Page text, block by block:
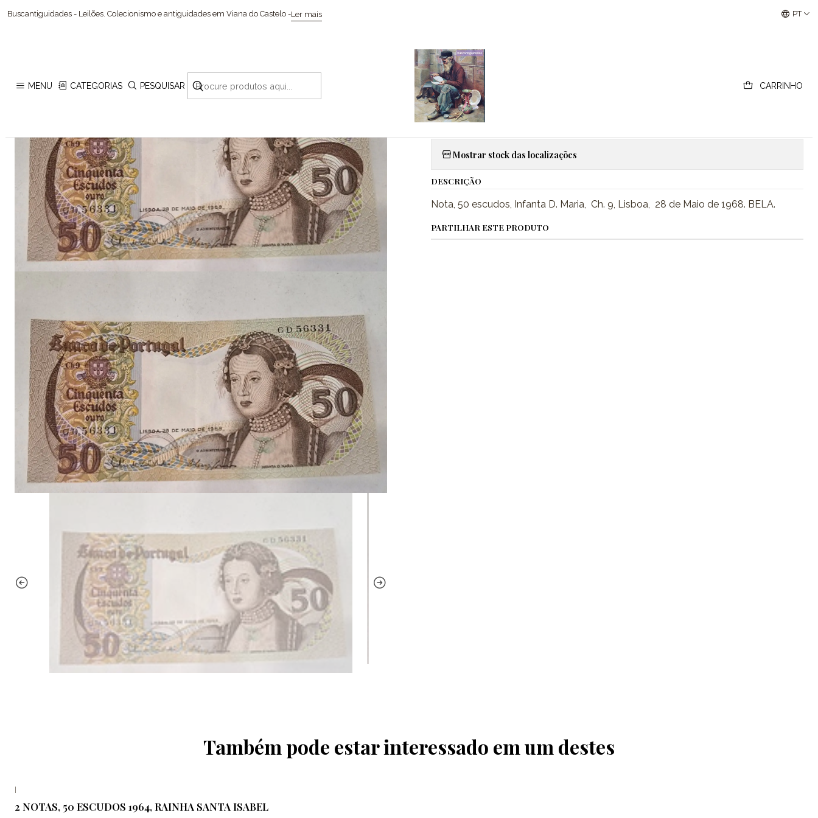
MENU CATEGORIAS PESQUISAR CARRINHO
Buscantiguidades - Leilões. Colecionismo e antiguidades em Viana do Castelo -Ler mais Buscantiguidades - Leilões Colecionismo e PT
Início Coleccionismo / Memorabilia
|
Nota, 50 escudos, 1968, Infanta D. Maria,
Ch. 9
Quantidade
Mostrar stock das localizações
DESCRIÇÃO
Nota, 50 escudos, Infanta D. Maria, Ch. 9, Lisboa, 28 de Maio de 1968. BELA.
PARTILHAR ESTE PRODUTO
Também pode estar interessado em um destes
|
2 NOTAS, 50 ESCUDOS 1964, RAINHA SANTA ISABEL